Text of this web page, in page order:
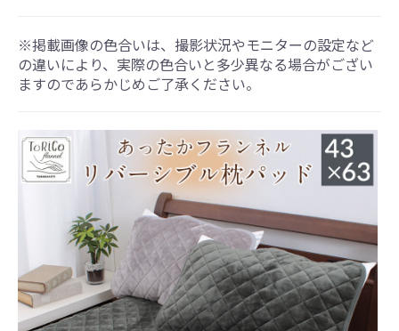
※掲載画像の色合いは、撮影状況やモニターの設定など
の違いにより、実際の色合いと多少異なる場合がござい
ますのであらかじめご了承ください。